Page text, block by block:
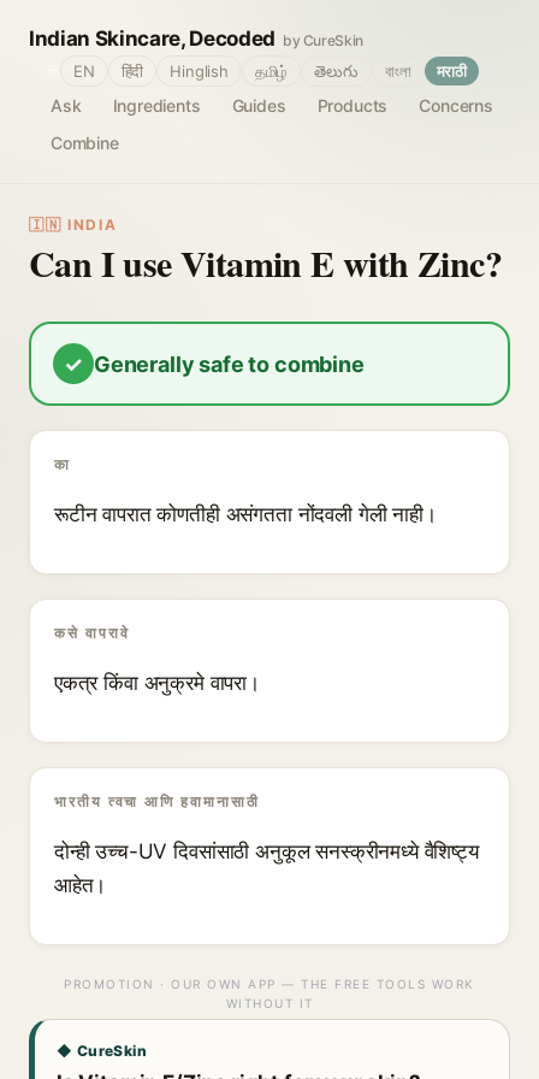
Indian Skincare, Decoded by CureSkin
Ask Ingredients Guides Products
Concerns
Combine
EN हिंदी Hinglish தமிழ் తెలుగు বাংলা मराठी
🇮🇳 INDIA
Can I use Vitamin E with Zinc?
✓ Generally safe to combine
का
रूटीन वापरात कोणतीही असंगतता नोंदवली गेली नाही।
कसे वापरावे
एकत्र किंवा अनुक्रमे वापरा।
भारतीय त्वचा आणि हवामानासाठी
दोन्ही उच्च-UV दिवसांसाठी अनुकूल सनस्क्रीनमध्ये वैशिष्ट्य
आहेत।
PROMOTION · OUR OWN APP — THE FREE TOOLS WORK
WITHOUT IT
◆ CureSkin